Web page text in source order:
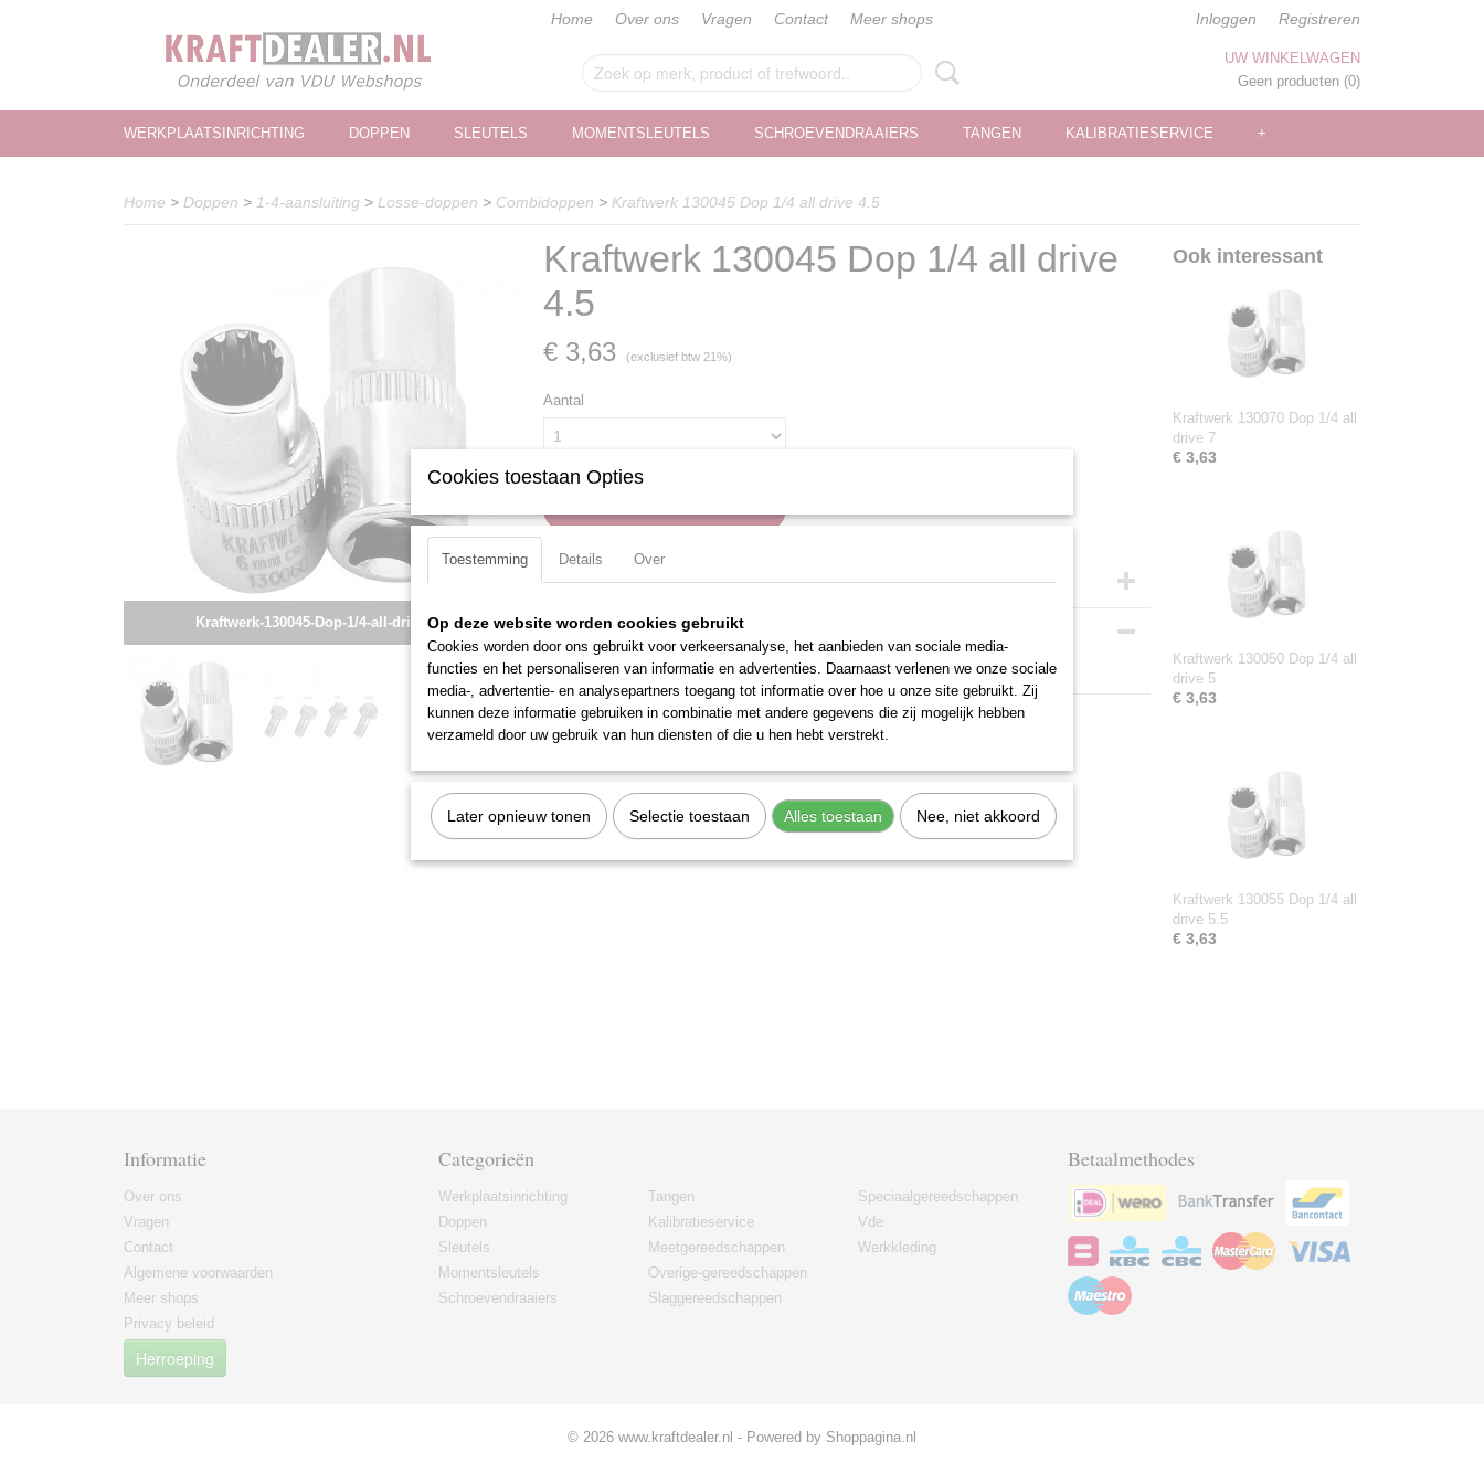
Home Over ons Vragen Contact Meer shops Inloggen Registreren
UW WINKELWAGEN
Geen producten (0)
WERKPLAATSINRICHTING DOPPEN SLEUTELS MOMENTSLEUTELS SCHROEVENDRAAIERS TANGEN KALIBRATIESERVICE +
Home > Doppen > 1-4-aansluiting > Losse-doppen > Combidoppen > Kraftwerk 130045 Dop 1/4 all drive 4.5
Kraftwerk-130045-Dop-1/4-all-drive-4.5
Kraftwerk 130045 Dop 1/4 all drive
4.5
€ 3,63 (exclusief btw 21%)
Aantal
Specificaties
Productcode
EAN code
7612206069250
Productcode leverancier
130045
Omschrijving
Geschikt voor metrische / Torx / veeltand en inch bouten.
Ook interessant
Kraftwerk 130070 Dop 1/4 all
drive 7
€ 3,63
Kraftwerk 130050 Dop 1/4 all
drive 5
€ 3,63
Kraftwerk 130055 Dop 1/4 all
drive 5.5
€ 3,63
Informatie
Over ons
Vragen
Contact
Algemene voorwaarden
Meer shops
Privacy beleid
Herroeping
Categorieën
Werkplaatsinrichting
Doppen
Sleutels
Momentsleutels
Schroevendraaiers
Tangen
Kalibratieservice
Meetgereedschappen
Overige-gereedschappen
Slaggereedschappen
Speciaalgereedschappen
Vde
Werkkleding
Betaalmethodes
© 2026 www.kraftdealer.nl - Powered by Shoppagina.nl
Cookies toestaan Opties
Toestemming Details Over
Op deze website worden cookies gebruikt
Cookies worden door ons gebruikt voor verkeersanalyse, het aanbieden van sociale media-
functies en het personaliseren van informatie en advertenties. Daarnaast verlenen we onze sociale
media-, advertentie- en analysepartners toegang tot informatie over hoe u onze site gebruikt. Zij
kunnen deze informatie gebruiken in combinatie met andere gegevens die zij mogelijk hebben
verzameld door uw gebruik van hun diensten of die u hen hebt verstrekt.
Later opnieuw tonen Selectie toestaan Alles toestaan Nee, niet akkoord